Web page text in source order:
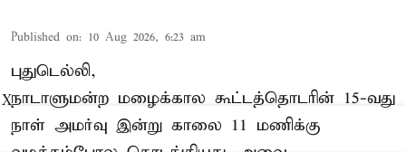
Published on: 10 Aug 2026, 6:23 am
புதுடெல்லி,
நாடாளுமன்ற மழைக்கால கூட்டத்தொடரின் 15-வது
நாள் அமர்வு இன்று காலை 11 மணிக்கு
X